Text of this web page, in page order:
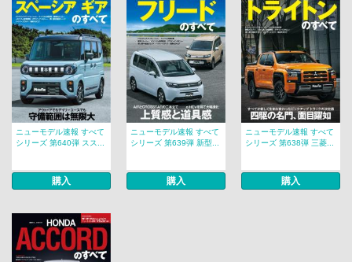
ニューモデル速報 すべて
シリーズ 第640弾 スス...
購入
ニューモデル速報 すべて
シリーズ 第639弾 新型...
購入
ニューモデル速報 すべて
シリーズ 第638弾 三菱...
購入